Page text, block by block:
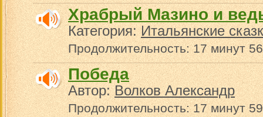
Храбрый Мазино и
Категория:Итальянские
Продолжительность: 17 минут
Победа
Автор:Волков Александр
Продолжительность: 17 минут